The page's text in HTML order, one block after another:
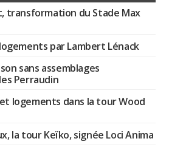
transformation du Stade Max
par Lambert Lénack
sans assemblages
Perraudin
logements dans la tour Wood
la tour Keïko, signée Loci Anima